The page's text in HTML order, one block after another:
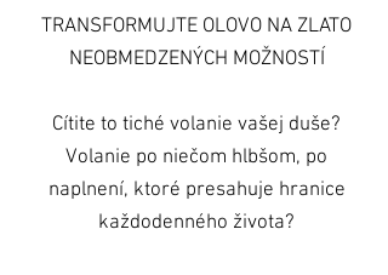
TRANSFORMUJTE OLOVO NA ZLATO
NEOBMEDZENÝCH MOŽNOSTÍ
Cítite to tiché volanie vašej duše?
Volanie po niečom hlbšom, po
naplnení, ktoré presahuje hranice
každodenného života?